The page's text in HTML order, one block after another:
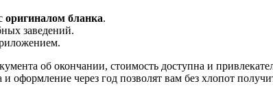
оригиналом бланка.
заведений.
об окончании, стоимость доступна и
оформление через год позволят вам без хлопот